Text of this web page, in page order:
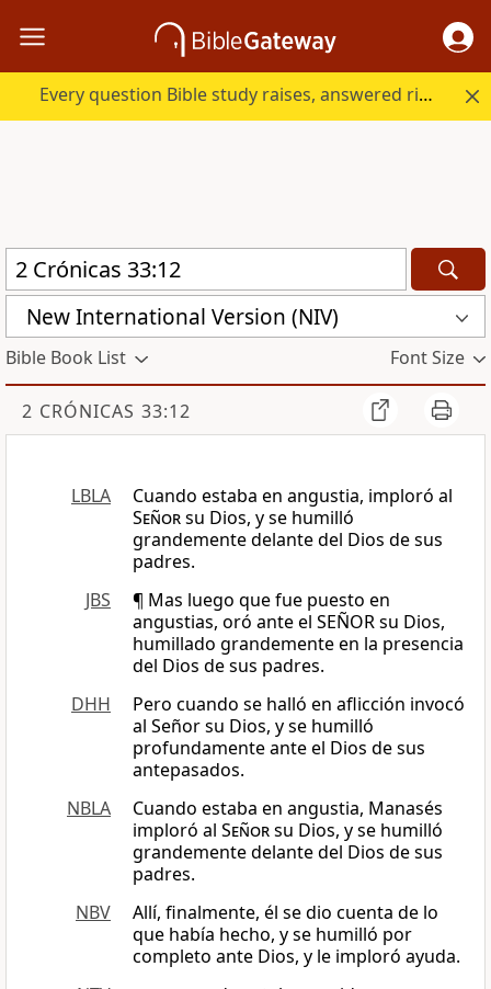
Every question Bible study raises, answered right here.
New International Version (NIV)
Bible Book List Font Size
2 CRÓNICAS 33:12
LBLA
Cuando estaba en angustia, imploró al
Señorsu Dios, y se humilló
grandemente delante del Dios de sus
padres.
JBS
¶ Mas luego que fue puesto en
angustias, oró ante el SEÑOR su Dios,
humillado grandemente en la presencia
del Dios de sus padres.
DHH
Pero cuando se halló en aflicción invocó
al Señor su Dios, y se humilló
profundamente ante el Dios de sus
antepasados.
NBLA
Cuando estaba en angustia, Manasés
imploró al Señorsu Dios, y se humilló
grandemente delante del Dios de sus
padres.
NBV
Allí, finalmente, él se dio cuenta de lo
que había hecho, y se humilló por
completo ante Dios, y le imploró ayuda.